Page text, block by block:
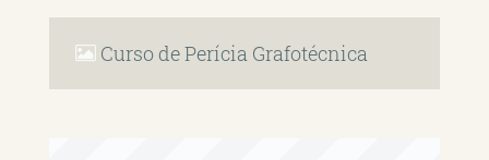
Curso de Perícia Grafotécnica